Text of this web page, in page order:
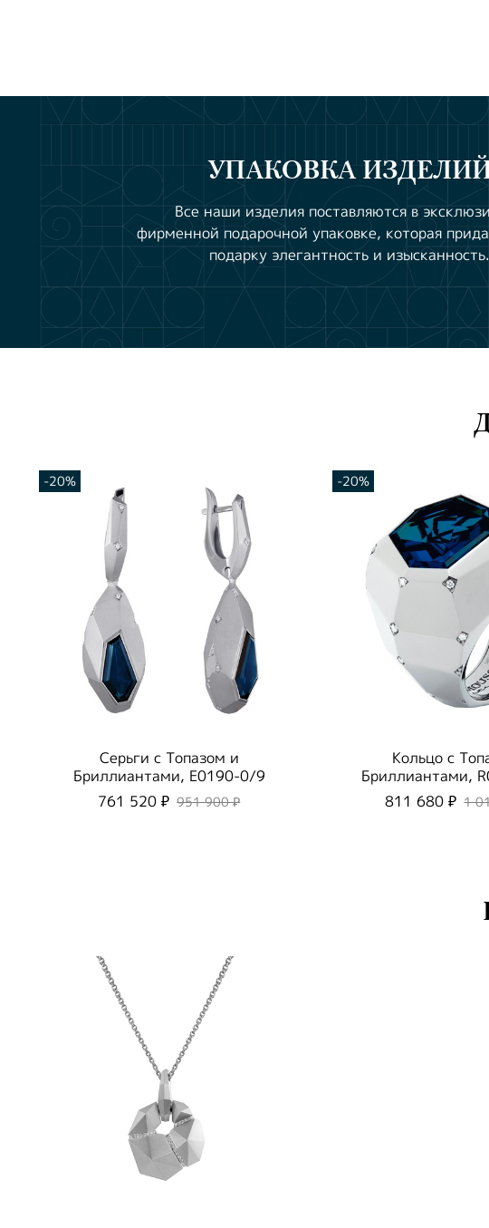
УПАКОВКА
Все наши изделия поставляются в
фирменной подарочной упаковке, которая
подарку элегантность и изысканность.
-20%
Серьги с Топазом и
Бриллиантами, E0190-0/9
761 520 ₽ 951 900 ₽
-20%
Кольцо с
Бриллиантами,
811 680 ₽ 1